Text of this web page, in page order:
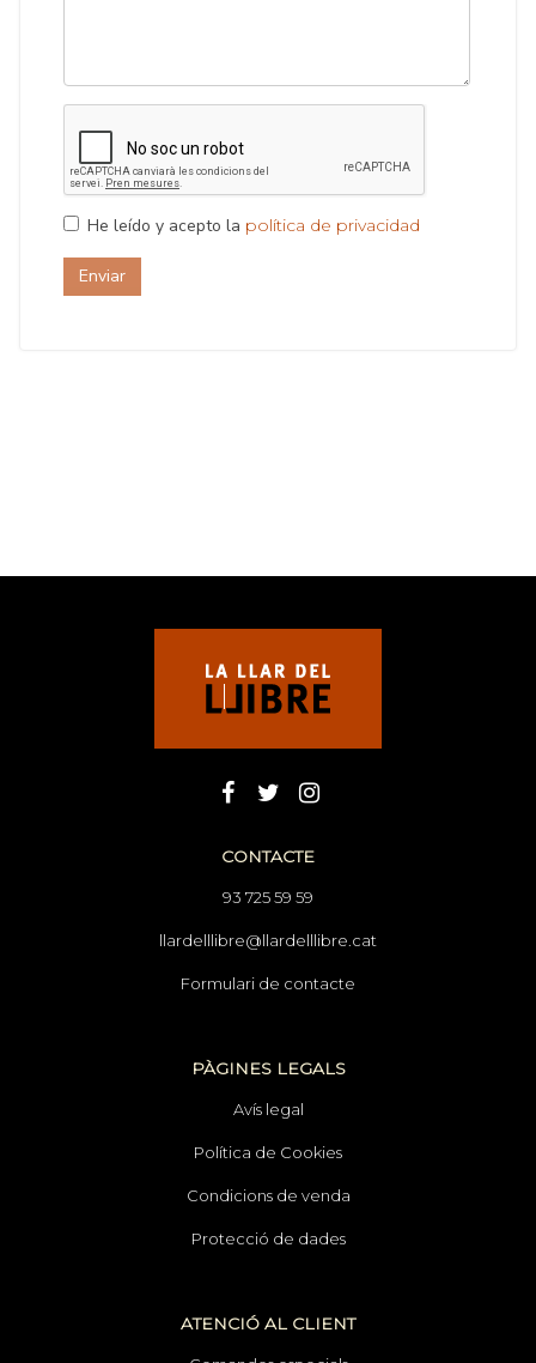
He leído y acepto la política de privacidad
CONTACTE
93 725 59 59
llardelllibre@llardelllibre.cat
Formulari de contacte
PÀGINES LEGALS
Avís legal
Política de Cookies
Condicions de venda
Protecció de dades
ATENCIÓ AL CLIENT